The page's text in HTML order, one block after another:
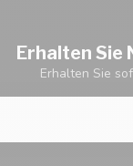
Erhalten Sie
Erhalten Sie